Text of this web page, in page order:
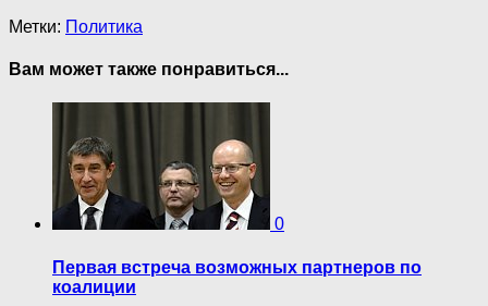
Метки: Политика
Вам может также понравиться...
0
Первая встреча возможных партнеров по
коалиции